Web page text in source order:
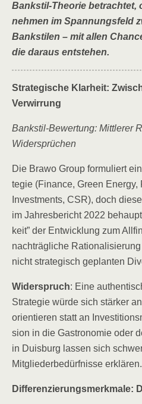
Bank­stil-Theo­rie
neh­men im Span­nungs­feld
Bank­sti­len – mit allen
die dar­aus entstehen.
Stra­te­gi­sche Klar­heit:
Verwirrung
Bank­stil-Bewer­tung: Mitt­le­rer
Widersprüchen
Die Bra­wo Group for­mu­liert
te­gie (Finan­ce, Green Ener­gy,
Invest­ments, CSR), doch
im Jah­res­be­richt 2022
keit” der Ent­wick­lung zum
nach­träg­li­che
nicht stra­te­gisch geplan­ten
Wider­spruch: Eine
Stra­te­gie wür­de sich stär­ker
ori­en­tie­ren statt an
si­on in die Gas­tro­no­mie oder
in Duis­burg las­sen sich
Mit­glie­der­be­dürf­nis­se erklären.
Dif­fe­ren­zie­rungs­merk­ma­le: